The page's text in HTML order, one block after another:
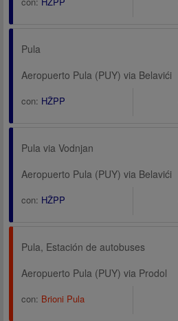
Pula
Aeropuerto Pula (PUY) via Belavići
con: HŽPP
Pula via Vodnjan
Aeropuerto Pula (PUY) via Belavići
con: HŽPP
Pula, Estación de autobuses
Aeropuerto Pula (PUY) via Prodol
con: Brioni Pula